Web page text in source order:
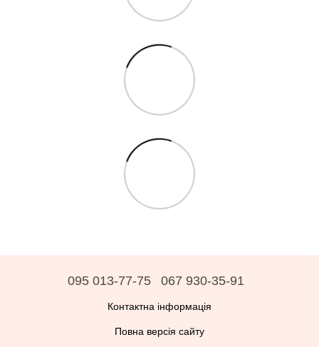
095 013-77-75 067 930-35-91
Контактна інформація
Повна версія сайту